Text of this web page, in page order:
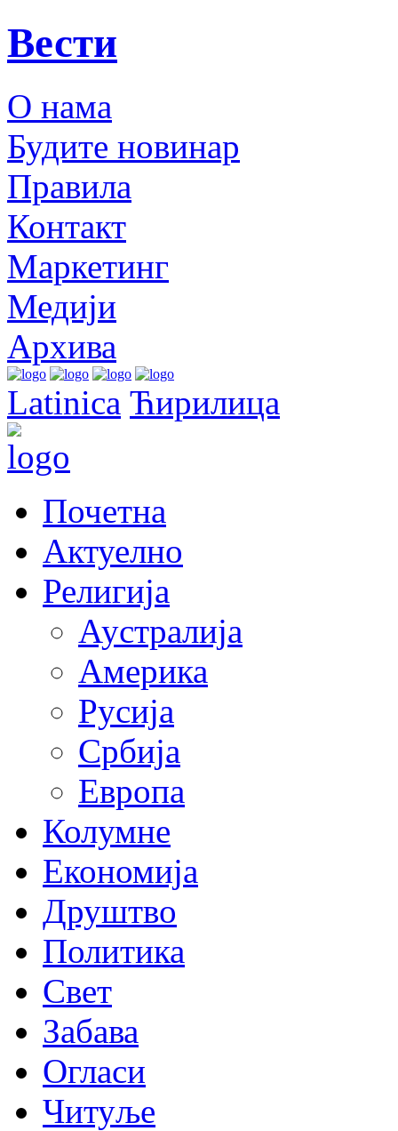
Вести
О нама
Будите новинар
Правила
Контакт
Маркетинг
Медији
Архива
Latinica Ћирилица
Почетна
Актуелно
Религија
Аустралија
Америка
Русија
Србија
Европа
Колумне
Економија
Друштво
Политика
Свет
Забава
Огласи
Читуље